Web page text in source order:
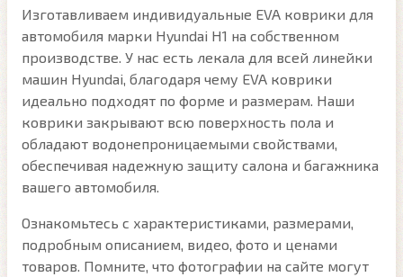
Изготавливаем индивидуальные EVA коврики для
автомобиля марки Hyundai H1 на собственном
производстве. У нас есть лекала для всей линейки
машин Hyundai, благодаря чему EVA коврики
идеально подходят по форме и размерам. Наши
коврики закрывают всю поверхность пола и
обладают водонепроницаемыми свойствами,
обеспечивая надежную защиту салона и багажника
вашего автомобиля.
Ознакомьтесь с характеристиками, размерами,
подробным описанием, видео, фото и ценами
товаров. Помните, что фотографии на сайте могут